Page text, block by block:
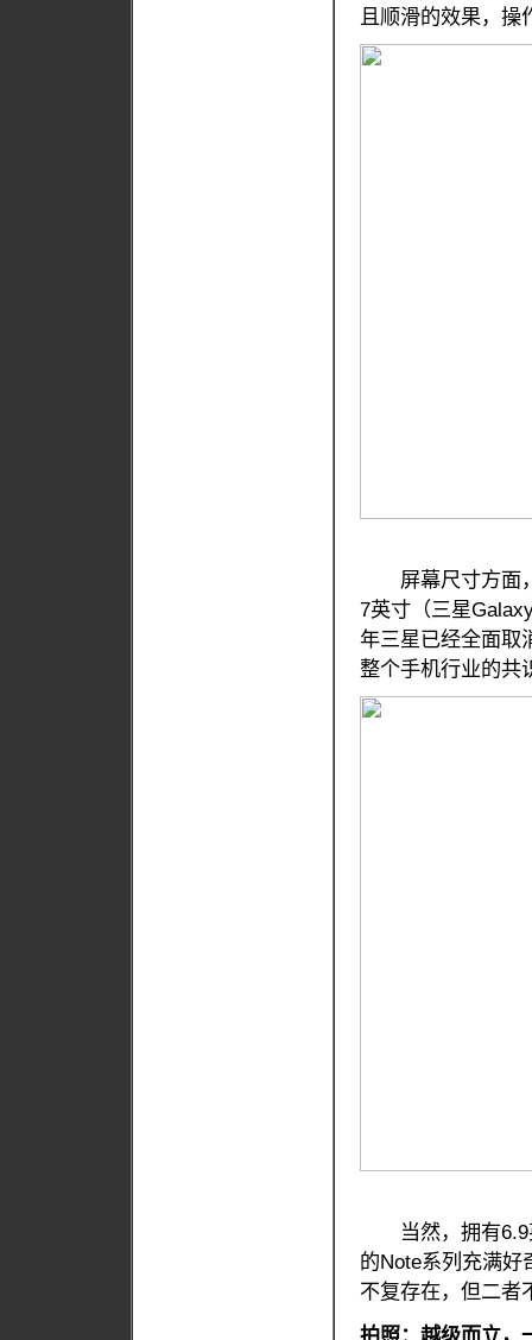
且顺滑的效果，操
屏幕尺寸方面，
7英寸（三星
年三星已经全面取
整个手机行业的共
当然，拥有6.9
的Note系列充满好
不复存在，但二者
拍照：越级而立，